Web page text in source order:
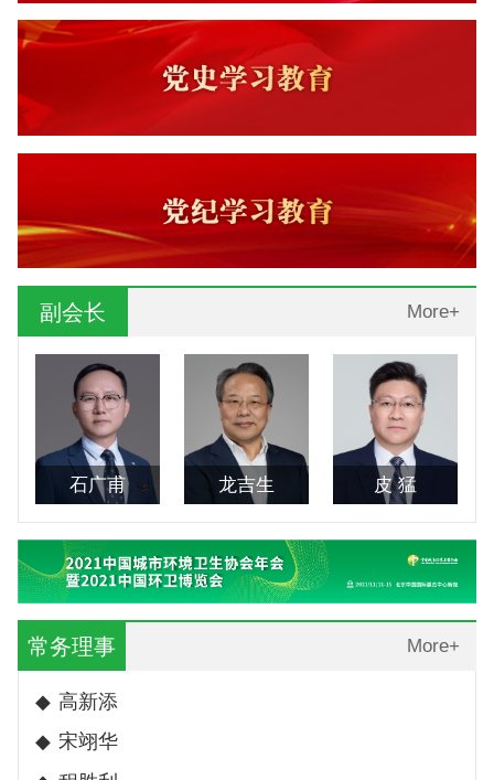
副会长 More+
石广甫 龙吉生 皮 猛
常务理事 More+
◆ 高新添
◆ 宋翊华